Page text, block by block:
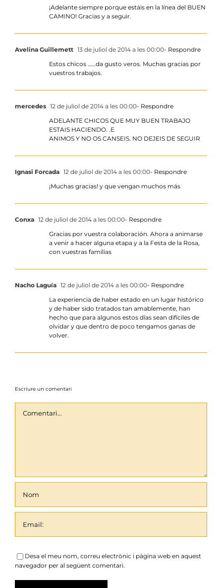
¡Adelante siempre porque estáis en la línea del BUEN
CAMINO! Gracias y a seguir.
Avelina Guillemett 13 de juliol de 2014 a les 00:00- Respondre
Estos chicos ……da gusto veros. Muchas gracias por
vuestros trabajos.
mercedes 12 de juliol de 2014 a les 00:00- Respondre
ADELANTE CHICOS QUE MUY BUEN TRABAJO
ESTAIS HACIENDO. .E
ANIMOS Y NO OS CANSEIS. NO DEJEIS DE SEGUIR
Ignasi Forcada 12 de juliol de 2014 a les 00:00- Respondre
¡Muchas gracias! y que vengan muchos más
Conxa 12 de juliol de 2014 a les 00:00- Respondre
Gracias por vuestra colaboración. Ahora a animarse
a venir a hacer alguna etapa y a la Festa de la Rosa,
con vuestras famílias
Nacho Laguía 12 de juliol de 2014 a les 00:00- Respondre
La experiencia de haber estado en un lugar histórico
y de haber sido tratados tan amablemente, han
hecho que para algunos estos días sean difíciles de
olvidar y que dentro de poco tengamos ganas de
volver.
Escriure un comentari
Desa el meu nom, correu electrònic i pàgina web en aquest
navegador per al següent comentari.